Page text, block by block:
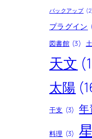
バックアップ
プラグイン
図書館 (3)
天文
太陽
干支 (3) 年
料理 (3)